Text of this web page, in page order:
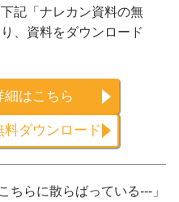
記「ナレカン資料の無
、資料をダウンロード
細はこちら
ダウンロード
ちらに散らばっている---」